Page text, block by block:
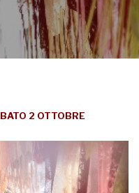
2 OTTOBRE